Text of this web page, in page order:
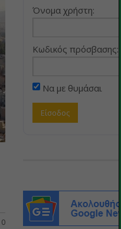
0
Όνομα χρήστη:
Κωδικός πρόσβασης:
Να με θυμάσαι